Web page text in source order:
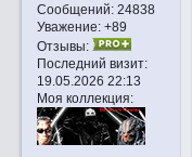
Сообщений:24838
Уважение: +89
Отзывы:
Последний визит:
19.05.2026 22:13
Моя коллекция: